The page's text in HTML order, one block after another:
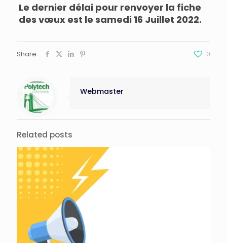
Le dernier délai pour renvoyer la fiche
des vœux est le samedi 16 Juillet 2022.
Share 0
Webmaster
Related posts